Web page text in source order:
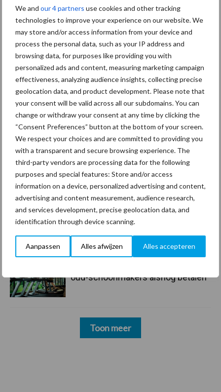
We and our 4 partners use cookies and other tracking
technologies to improve your experience on our website. We
may store and/or access information from your device and
process the personal data, such as your IP address and
browsing data, for purposes like providing you with
personalized ads and content, measuring marketing campaign
effectiveness, analyzing audience insights, collecting precise
geolocation data, and product development. Please note that
your consent will be valid across all our subdomains. You can
change or withdraw your consent at any time by clicking the
“Consent Preferences” button at the bottom of your screen.
We respect your choices and are committed to providing you
with a transparent and secure browsing experience. The
third-party vendors are processing data for the following
purposes and special features: Store and/or access
information on a device, personalized advertising and content,
advertising and content measurement, audience research,
and services development, precise geolocation data, and
identification through device scanning.
Aanpassen Alles afwijzen Alles accepteren
Primaire
Sidebar
Recent nieuws Partner nieuws
30 dec
Hervorming flexibele
arbeidscontracten kent mitsen en
maren
29 dec
Freddy van de Ridder Cleaners:
“Glazenwassen zit in m’n bloed,
maar innoveren is mijn toekomst”
24 dec
Friendship Sports Centre maakt
vrienden voor het leven
23 dec
Business Apps: breng rust in de
oud-schoonmakers alsnog betalen
Toon meer